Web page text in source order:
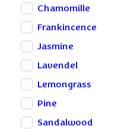
Chamomille
Frankincence
Jasmine
Lavendel
Lemongrass
Pine
Sandalwood